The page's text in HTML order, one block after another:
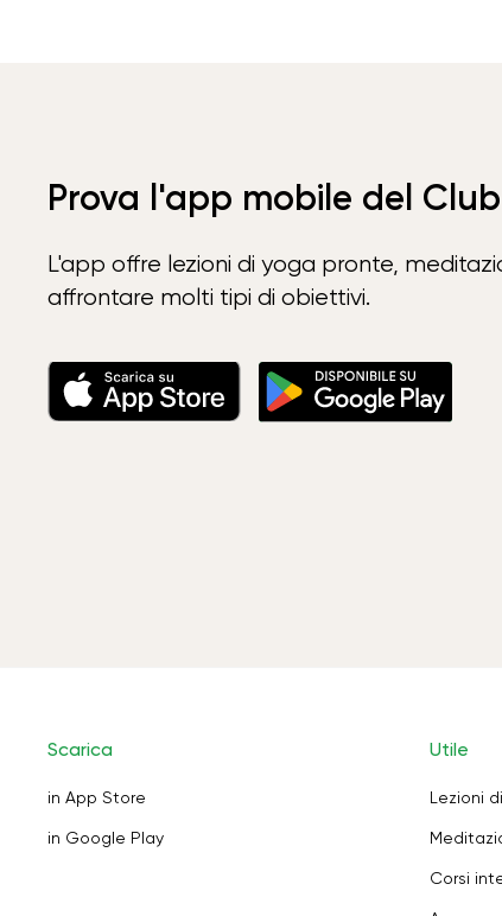
Prova l'app mobile del
L'app offre lezioni di yoga pronte,
affrontare molti tipi di obiettivi.
Scarica
in App Store
in Google Play
Utile
Lezioni
Corsi